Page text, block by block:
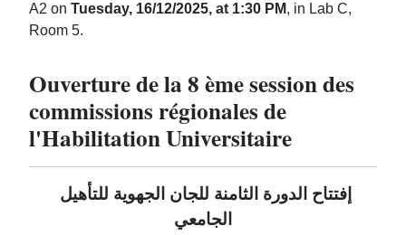
A2 on Tuesday, 16/12/2025, at 1:30 PM, in Lab C,
Room 5.
Ouverture de la 8 ème session des
commissions régionales de
l'Habilitation Universitaire
الجامعي